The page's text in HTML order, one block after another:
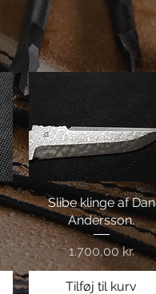
Hurtigvisning
Slibe klinge af Dan
Andersson.
Pris
1.700,00 kr.
Tilføj til kurv